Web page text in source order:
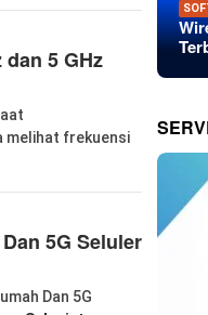
5 GHz
melihat frekuensi
5G Seluler
Dan 5G